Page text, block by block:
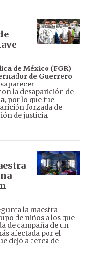
de México (FGR)
de Guerrero
la desaparición de
, por lo que fue
forzada de
de justicia.
la maestra
de niños a los que
de campaña de un
afectada por el
dejó a cerca de